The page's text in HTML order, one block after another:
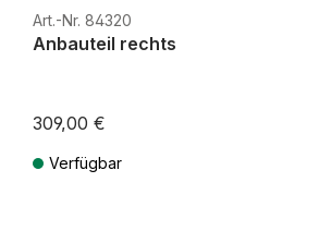
Art.-Nr. 84320
Anbauteil rechts
309,00 €
Verfügbar